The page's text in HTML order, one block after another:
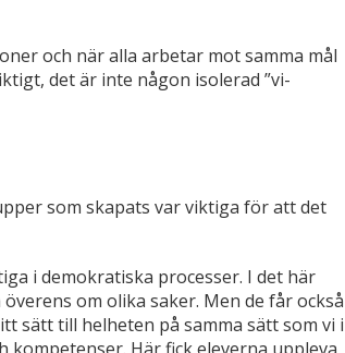
och när alla arbetar mot samma mål
det är inte någon isolerad ”vi-
som skapats var viktiga för att det
i demokratiska processer. I det här
om olika saker. Men de får också
sätt till helheten på samma sätt som vi i